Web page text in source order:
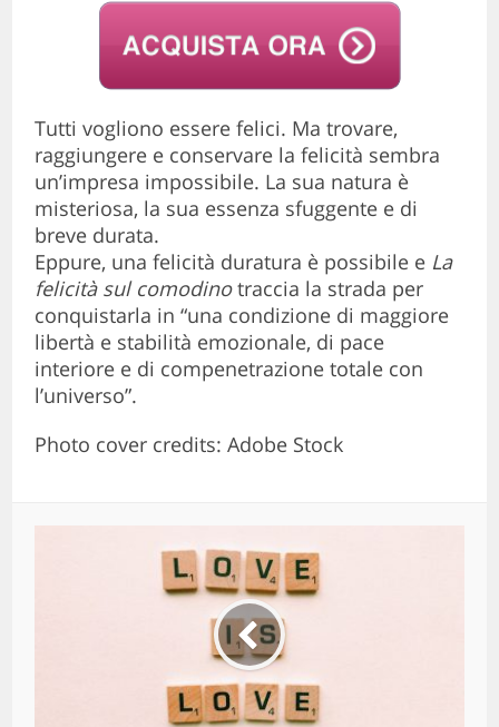
Tutti vogliono essere felici. Ma trovare,
raggiungere e conservare la felicità sembra
un’impresa impossibile. La sua natura è
misteriosa, la sua essenza sfuggente e di
breve durata.
Eppure, una felicità duratura è possibile e La
felicità sul comodinotraccia la strada per
conquistarla in “una condizione di maggiore
libertà e stabilità emozionale, di pace
interiore e di compenetrazione totale con
l’universo”.
Photo cover credits: Adobe Stock